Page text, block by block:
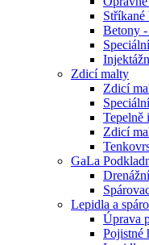
Betony
Zdicí malty
Zdicí
Tepelně
Zdicí
GaLa
Lepidla a
Úprava
Pojistné